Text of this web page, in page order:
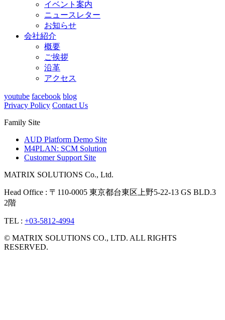
イベント案内
ニュースレター
お知らせ
会社紹介
概要
ご挨拶
沿革
アクセス
youtube facebook blog
Privacy Policy Contact Us
Family Site
AUD Platform Demo Site
M4PLAN: SCM Solution
Customer Support Site
MATRIX SOLUTIONS Co., Ltd.
Head Office : 〒110-0005 東京都台東区上野5-22-13 GS BLD.3
2階
TEL : +03-5812-4994
© MATRIX SOLUTIONS CO., LTD. ALL RIGHTS
RESERVED.